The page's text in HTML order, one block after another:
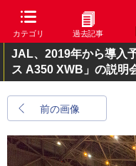
カテゴリ 過去記事
JAL、2019年から導入
ス A350 XWB」の説明
前の画像